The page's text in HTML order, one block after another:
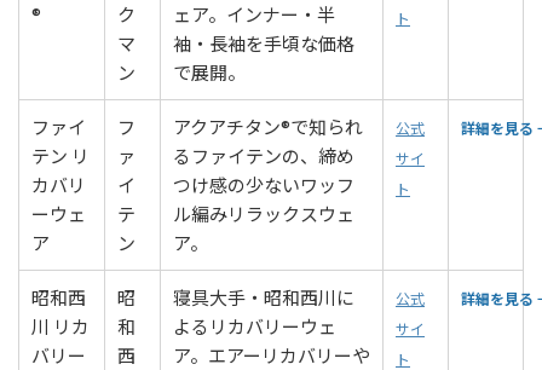
®
ク
マ
ン
ェア。インナー・半
袖・長袖を手頃な価格
で展開。
ト
ファイ
テン リ
カバリ
ーウェ
ア
フ
ァ
イ
テ
ン
アクアチタン®で知られ
るファイテンの、締め
つけ感の少ないワッフ
ル編みリラックスウェ
ア。
公式
サイ
ト
詳細を見る
昭和西
川 リカ
バリー
昭
和
西
寝具大手・昭和西川に
よるリカバリーウェ
ア。エアーリカバリーや
公式
サイ
ト
詳細を見る